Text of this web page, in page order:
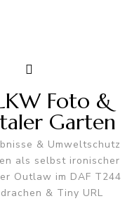
Foto &
Garten
& Umweltschutz
als selbst ironischer
Outlaw im DAF T244
& Tiny URL